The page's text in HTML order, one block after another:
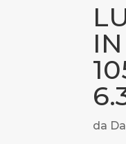
da